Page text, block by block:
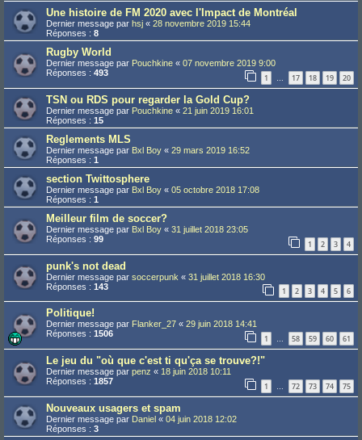
Une histoire de FM 2020 avec l'Impact de Montréal
Dernier message par hsj « 28 novembre 2019 15:44
Réponses : 8
Rugby World
Dernier message par Pouchkine « 07 novembre 2019 9:00
Réponses : 493 1 … 17 18 19 20
TSN ou RDS pour regarder la Gold Cup?
Dernier message par Pouchkine « 21 juin 2019 16:01
Réponses : 15
Reglements MLS
Dernier message par Bxl Boy « 29 mars 2019 16:52
Réponses : 1
section Twittosphere
Dernier message par Bxl Boy « 05 octobre 2018 17:08
Réponses : 1
Meilleur film de soccer?
Dernier message par Bxl Boy « 31 juillet 2018 23:05
Réponses : 99 1 2 3 4
punk's not dead
Dernier message par soccerpunk « 31 juillet 2018 16:30
Réponses : 143 1 2 3 4 5 6
Politique!
Dernier message par Flanker_27 « 29 juin 2018 14:41
Réponses : 1506 1 … 58 59 60 61
Le jeu du "où que c'est ti qu'ça se trouve?!"
Dernier message par penz « 18 juin 2018 10:11
Réponses : 1857 1 … 72 73 74 75
Nouveaux usagers et spam
Dernier message par Daniel « 04 juin 2018 12:02
Réponses : 3